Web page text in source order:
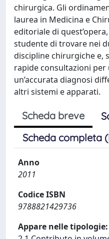
chirurgica. Gli
laurea in Medicina e
editoriale di
studente di trovare nei
discipline chirurgiche
rapide consultazioni
un’accurata diagnosi
altri sistemi e apparati.
Scheda breve
Scheda completa
Anno
2011
Codice ISBN
9788821429736
Appare nelle tipologie: